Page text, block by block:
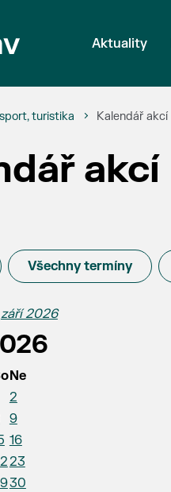
Aktuality
turistika Kalendář akcí
akcí
Všechny termíny
září 2026
Ne
2
9
16
23
30